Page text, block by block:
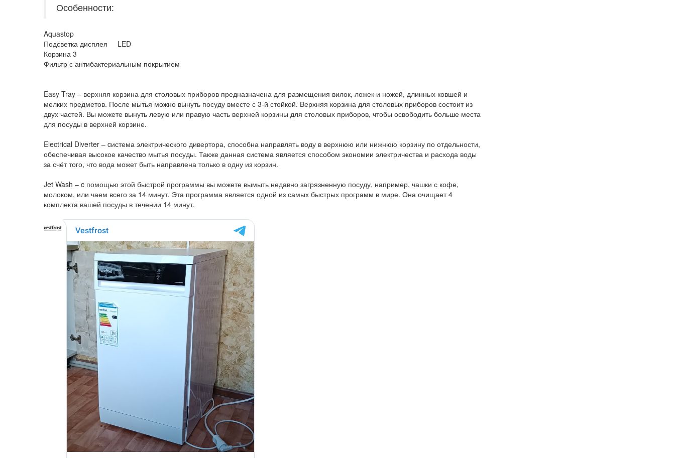
Особенности:
Aquastop
Подсветка дисплея LED
Корзина 3
Фильтр с антибактериальным покрытием
Easy Tray – верхняя корзина для столовых приборов предназначена для размещения вилок, ложек и ножей, длинных ковшей и
мелких предметов. После мытья можно вынуть посуду вместе с 3-й стойкой. Верхняя корзина для столовых приборов состоит из
двух частей. Вы можете вынуть левую или правую часть верхней корзины для столовых приборов, чтобы освободить больше места
для посуды в верхней корзине.
Electrical Diverter – cистема электрического дивертора, способна направлять воду в верхнюю или нижнюю корзину по отдельности,
обеспечивая высокое качество мытья посуды. Также данная система является способом экономии электричества и расхода воды
за счёт того, что вода может быть направлена только в одну из корзин.
Jet Wash – c помощью этой быстрой программы вы можете вымыть недавно загрязненную посуду, например, чашки с кофе,
молоком, или чаем всего за 14 минут. Эта программа является одной из самых быстрых программ в мире. Она очищает 4
комплекта вашей посуды в течении 14 минут.